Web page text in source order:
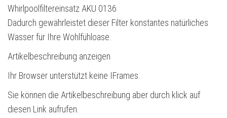
Whirlpoolfiltereinsatz AKU 0136
Dadurch gewährleistet dieser Filter konstantes natürliches
Wasser für Ihre Wohlfühloase.
Artikelbeschreibung anzeigen
Ihr Browser unterstützt keine IFrames.
Sie können die Artikelbeschreibung aber durch klick auf
diesen Link aufrufen.